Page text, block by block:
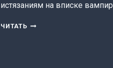
истязаниям на вписке
ЧИТАТЬ НЕ